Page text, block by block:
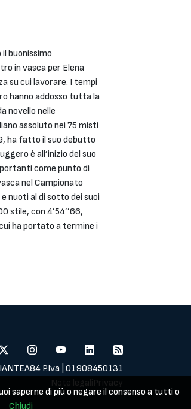
buonissimo
in vasca per Elena
su cui lavorare. I tempi
hanno addosso tutta la
novello nelle
assoluto nei 75 misti
ha fatto il suo debutto
è all’inizio del suo
come punto di
nel Campionato
nuoti al di sotto dei suoi
stile, con 4’54’’66,
ha portato a termine i
P.Iva | 01908450131
saperne di più o negare il consenso a tutti o
Chiudi